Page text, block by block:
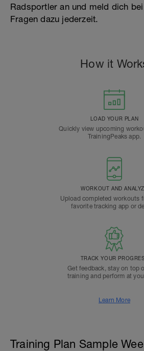
Radsportler an und meld dich
Fragen dazu jederzeit.
How it
LOAD YOUR PLAN
Quickly view upcoming
TrainingPeaks app.
WORKOUT AND
Upload completed workouts
favorite tracking app or
TRACK YOUR
Get feedback, stay on top
training and perform at
Learn More
Training Plan Sample